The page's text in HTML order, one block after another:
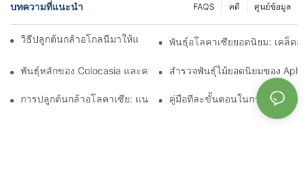
บทความที่แนะนำ ศูนย์ข้อมูล
คดี
FAQS
วิธีปลูกต้นกล้าอโกลนีมาให้แข็งแรงอย่างประสบความสำเร็จ
พันธุ์อโลคาเซียยอดนิยม: เคล็ดลั
พันธุ์หลักของ Colocasia และความต้องการที่เพิ่มขึ้น
สำรวจพันธุ์ไม้ยอดนิยมของ
การปลูกต้นกล้าอโลคาเซีย: แนวทางปฏิบัติที่ดีที่สุดสำหรับผู้เริ่มต้น
คู่มือทีละขั้นตอนในการขยายพันธุ์